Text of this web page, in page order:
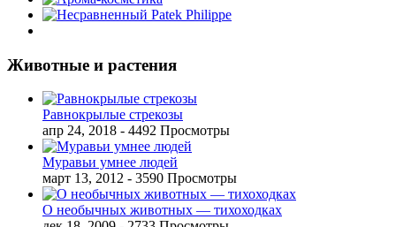
Животные и растения
Равнокрылые стрекозы
апр 24, 2018 - 4492 Просмотры
Муравьи умнее людей
март 13, 2012 - 3590 Просмотры
О необычных животных — тихоходках